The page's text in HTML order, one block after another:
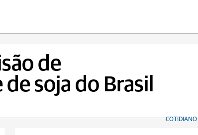
de
soja do Brasil
COTIDIANO